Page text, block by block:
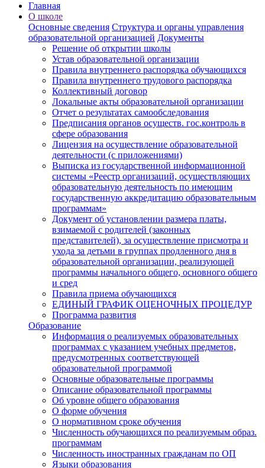
Главная
О школе
Основные сведения Структура и органы управления
образовательной организацией Документы
Решение об открытии школы
Устав образовательной организации
Правила внутреннего распорядка обучающихся
Правила внутреннего трудового распорядка
Коллективный договор
Локальные акты образовательной организации
Отчет о результатах самообследования
Предписания органов осуществ. гос.контроль в
сфере образования
Лицензия на осуществление образовательной
деятельности (с приложениями)
Выписка из государственной информационной
системы «Реестр организаций, осуществляющих
образовательную деятельность по имеющим
государственную аккредитацию образовательным
программам»
Документ об установлении размера платы,
взимаемой с родителей (законных
представителей), за осуществление присмотра и
ухода за детьми в группах продленного дня в
образовательной организации, реализующей
программы начального общего, основного общего
и сред
Правила приема обучающихся
ЕДИНЫЙ ГРАФИК ОЦЕНОЧНЫХ ПРОЦЕДУР
Программа развития
Образование
Информация о реализуемых образовательных
программах с указанием учебных предметов,
предусмотренных соответствующей
образовательной программой
Основные образовательные программы
Описание образовательной программы
Об уровне общего образования
О форме обучения
О нормативном сроке обучения
Численность обучающихся по реализуемым образ.
программам
Численность иностранных гражданам по ОП
Языки образования